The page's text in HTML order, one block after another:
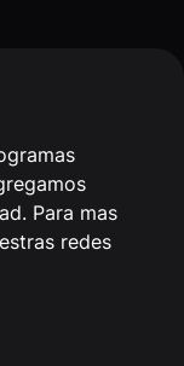
Para mas
redes